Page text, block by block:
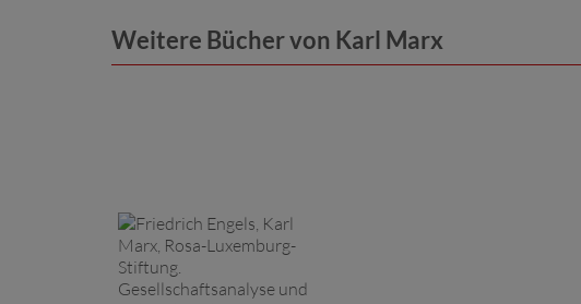
Weitere Bücher von Karl Marx